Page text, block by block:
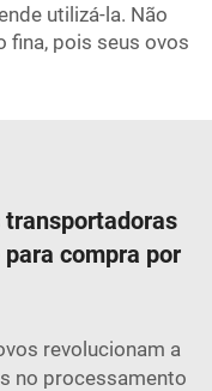
utilizá-la. Não
fina, pois seus ovos
transportadoras
compra por
revolucionam a
no processamento